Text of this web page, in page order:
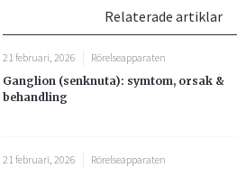
Rökavvänjning
Rörelseapparaten
Relaterade artiklar
21 februari, 2026
Rörelseapparaten
Ganglion (senknuta): symtom, orsak &
behandling
21 februari, 2026
Rörelseapparaten